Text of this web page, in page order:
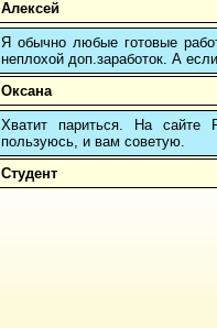
Алексей
Я обычно любые готовые
неплохой доп.заработок. А
Оксана
Хватит париться. На
пользуюсь, и вам советую.
Студент